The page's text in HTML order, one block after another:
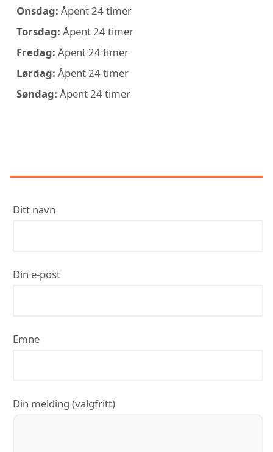
Onsdag: Åpent 24 timer
Torsdag: Åpent 24 timer
Fredag: Åpent 24 timer
Lørdag: Åpent 24 timer
Søndag: Åpent 24 timer
Ditt navn
Din e-post
Emne
Din melding (valgfritt)